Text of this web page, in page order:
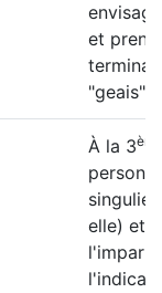
et
"geais".
À la 3ème
elle) et à